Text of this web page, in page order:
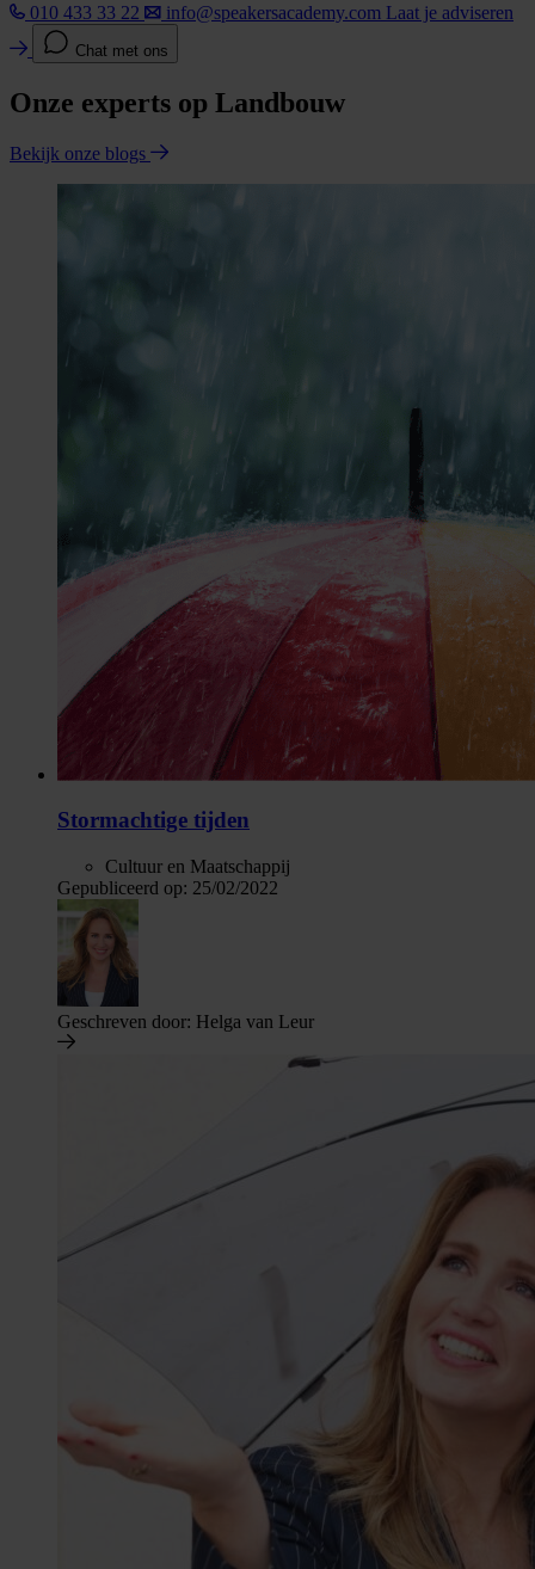
010 433 33 22
info@speakersacademy.com Laat je adviseren
Chat met ons
Onze experts op Landbouw
Bekijk onze blogs
Stormachtige tijden
Cultuur en Maatschappij
Gepubliceerd op: 25/02/2022
Geschreven door: Helga van Leur